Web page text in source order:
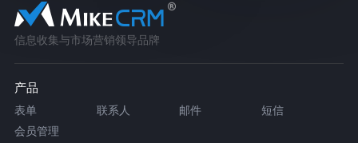
信息收集与市场营销领导品牌
产品
表单 联系人 邮件
短信
会员管理